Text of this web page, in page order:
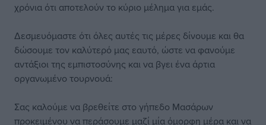
χρόνια ότι αποτελούν το κύριο μέλημα για εμάς.
Δεσμευόμαστε ότι όλες αυτές τις μέρες δίνουμε και θα
δώσουμε τον καλύτερό μας εαυτό, ώστε να φανούμε
αντάξιοι της εμπιστοσύνης και να βγει ένα άρτια
οργανωμένο τουρνουά:
Σας καλούμε να βρεθείτε στο γήπεδο Μασάρων
προκειμένου να περάσουμε μαζί μία όμορφη μέρα και να